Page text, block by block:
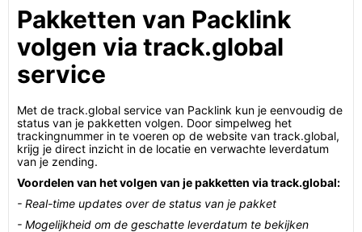
Pakketten van Packlink
volgen via track.global
service
Met de track.global service van Packlink kun je eenvoudig de
status van je pakketten volgen. Door simpelweg het
trackingnummer in te voeren op de website van track.global,
krijg je direct inzicht in de locatie en verwachte leverdatum
van je zending.
Voordelen van het volgen van je pakketten via track.global:
- Real-time updates over de status van je pakket
- Mogelijkheid om de geschatte leverdatum te bekijken